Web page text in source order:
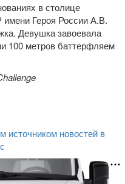
в столице
Героя России А.В.
Девушка завоевала
100 метров баттерфляем
источником новостей в